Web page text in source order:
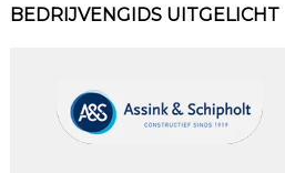
BEDRIJVENGIDS UITGELICHT